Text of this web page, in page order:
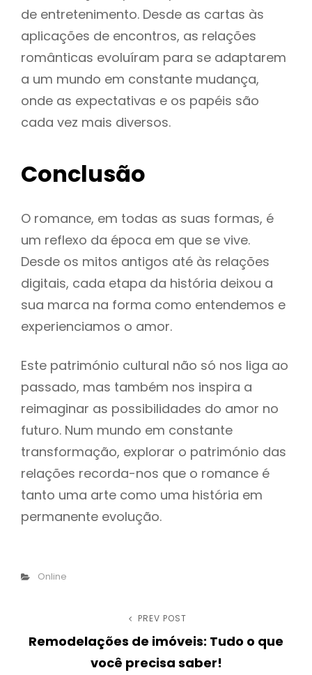
de entretenimento. Desde as cartas às
aplicações de encontros, as relações
românticas evoluíram para se adaptarem
a um mundo em constante mudança,
onde as expectativas e os papéis são
cada vez mais diversos.
Conclusão
O romance, em todas as suas formas, é
um reflexo da época em que se vive.
Desde os mitos antigos até às relações
digitais, cada etapa da história deixou a
sua marca na forma como entendemos e
experienciamos o amor.
Este património cultural não só nos liga ao
passado, mas também nos inspira a
reimaginar as possibilidades do amor no
futuro. Num mundo em constante
transformação, explorar o património das
relações recorda-nos que o romance é
tanto uma arte como uma história em
permanente evolução.
Categories
Online
navigation
Previous
Post
PREV POST
Remodelações de imóveis: Tudo o que
você precisa saber!